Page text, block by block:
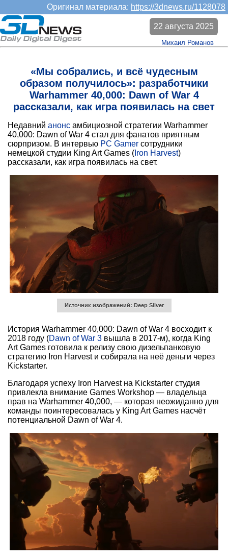
Оригинал материала: https://3dnews.ru/1128078
«Мы собрались, и всё чудесным
образом получилось»: разработчики
Warhammer 40,000: Dawn of War 4
рассказали, как игра появилась на свет
22 августа 2025
Михаил Романов
Недавний анонс амбициозной стратегии Warhammer
40,000: Dawn of War 4 стал для фанатов приятным
сюрпризом. В интервью PC Gamer сотрудники
немецкой студии King Art Games ( Iron Harvest)
рассказали, как игра появилась на свет.
Источник изображений: Deep Silver
История Warhammer 40,000: Dawn of War 4 восходит к
2018 году (Dawn of War 3 вышла в 2017-м), когда King
Art Games готовила к релизу свою дизельпанковую
стратегию Iron Harvest и собирала на неё деньги через
Kickstarter.
Благодаря успеху Iron Harvest на Kickstarter студия
привлекла внимание Games Workshop — владельца
прав на Warhammer 40,000, — которая неожиданно для
команды поинтересовалась у King Art Games насчёт
потенциальной Dawn of War 4.